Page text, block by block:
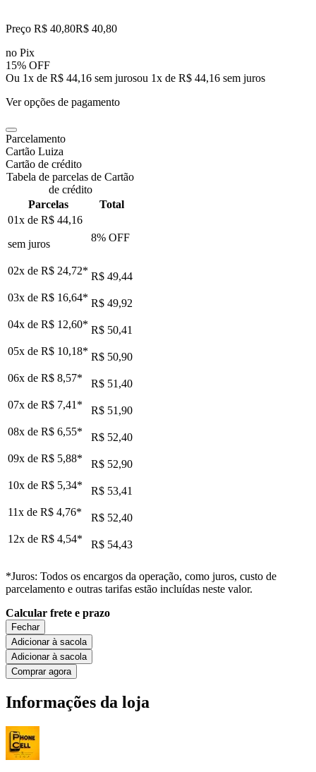
Preço R$ 40,80R$ 40,80
no Pix
15% OFF
Ou 1x de R$ 44,16 sem jurosou 1x de R$ 44,16 sem juros
Ver opções de pagamento
Parcelamento
Cartão Luiza
Cartão de crédito
Tabela de parcelas de Cartão
de crédito
Parcelas
Total
01x de R$ 44,16
sem juros
8% OFF
02x de R$ 24,72* R$ 49,44
03x de R$ 16,64* R$ 49,92
04x de R$ 12,60* R$ 50,41
05x de R$ 10,18* R$ 50,90
06x de R$ 8,57*
R$ 51,40
07x de R$ 7,41 *
R$ 51,90
08x de R$ 6,55*
R$ 52,40
09x de R$ 5,88*
R$ 52,90
10x de R$ 5,34*
R$ 53,41
11x de R$ 4,76*
R$ 52,40
12x de R$ 4,54* R$ 54,43
*Juros: Todos os encargos da operação, como juros, custo de
parcelamento e outras tarifas estão incluídas neste valor.
Calcular frete e prazo
Fechar
Adicionar à sacola
Adicionar à sacola
Comprar agora
Informações da loja